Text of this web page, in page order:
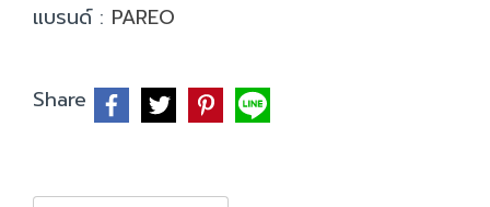
แบรนด์ : PAREO
Share